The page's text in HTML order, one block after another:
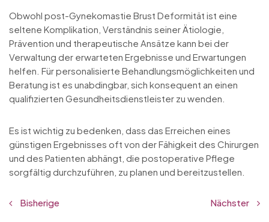
Obwohl post-Gynekomastie Brust Deformität ist eine
seltene Komplikation, Verständnis seiner Ätiologie,
Prävention und therapeutische Ansätze kann bei der
Verwaltung der erwarteten Ergebnisse und Erwartungen
helfen. Für personalisierte Behandlungsmöglichkeiten und
Beratung ist es unabdingbar, sich konsequent an einen
qualifizierten Gesundheitsdienstleister zu wenden.
Es ist wichtig zu bedenken, dass das Erreichen eines
günstigen Ergebnisses oft von der Fähigkeit des Chirurgen
und des Patienten abhängt, die postoperative Pflege
sorgfältig durchzuführen, zu planen und bereitzustellen.
Bisherige Nächster